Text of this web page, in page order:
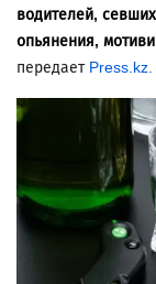
водителей,
опьянения,
передает Press.kz.